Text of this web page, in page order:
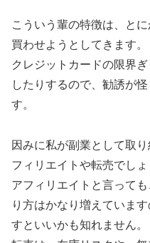
こういう輩の特徴は、と
買わせようとしてきます。
クレジットカードの限界
したりするので、勧誘が
す。
因みに私が副業として取
フィリエイトや転売でしょ
アフィリエイトと言って
り方はかなり増えていま
すといいかも知れません。